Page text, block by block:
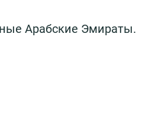
Арабские Эмираты.